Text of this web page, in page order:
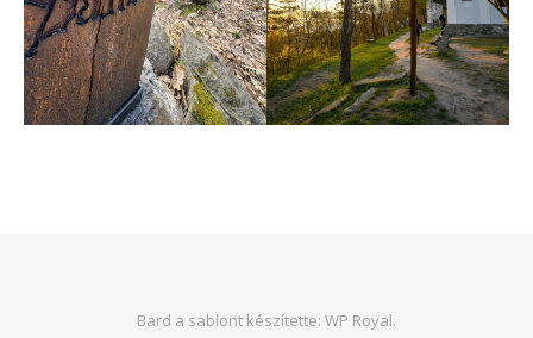
Bard a sablont készítette: WP Royal.